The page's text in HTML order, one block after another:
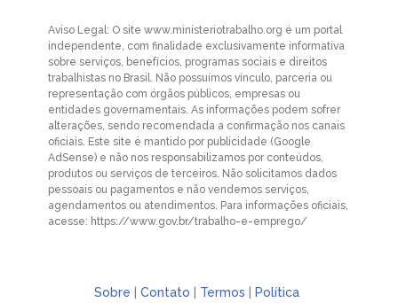
Aviso Legal: O site www.ministeriotrabalho.org é um portal
independente, com finalidade exclusivamente informativa
sobre serviços, benefícios, programas sociais e direitos
trabalhistas no Brasil. Não possuímos vínculo, parceria ou
representação com órgãos públicos, empresas ou
entidades governamentais. As informações podem sofrer
alterações, sendo recomendada a confirmação nos canais
oficiais. Este site é mantido por publicidade (Google
AdSense) e não nos responsabilizamos por conteúdos,
produtos ou serviços de terceiros. Não solicitamos dados
pessoais ou pagamentos e não vendemos serviços,
agendamentos ou atendimentos. Para informações oficiais,
acesse: https://www.gov.br/trabalho-e-emprego/
Sobre |Contato Termos Política